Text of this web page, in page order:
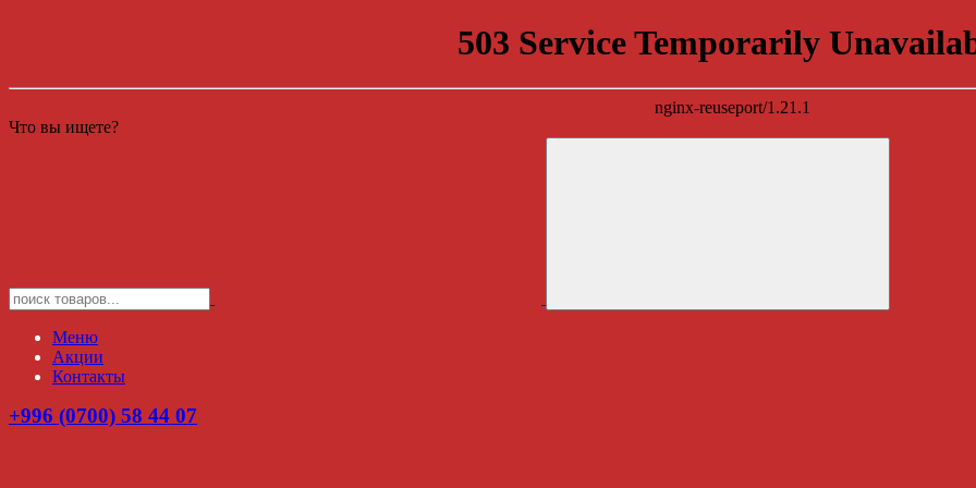
503 Service Temporarily
nginx-reuseport/1.21.1
Что вы ищете?
Меню
Акции
Контакты
+996 (0700) 58 44 07